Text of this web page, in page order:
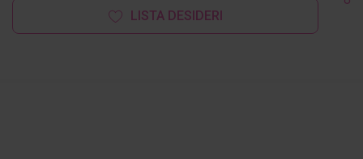
LISTA DESIDERI